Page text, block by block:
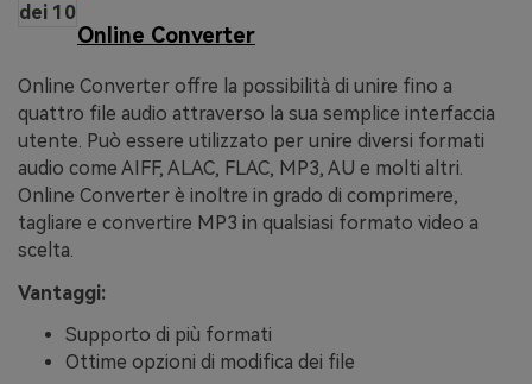
dei 10
Online Converter
Online Converter offre la possibilità di unire fino a
quattro file audio attraverso la sua semplice interfaccia
utente. Può essere utilizzato per unire diversi formati
audio come AIFF, ALAC, FLAC, MP3, AU e molti altri.
Online Converter è inoltre in grado di comprimere,
tagliare e convertire MP3 in qualsiasi formato video a
scelta.
Vantaggi:
Supporto di più formati
Ottime opzioni di modifica dei file